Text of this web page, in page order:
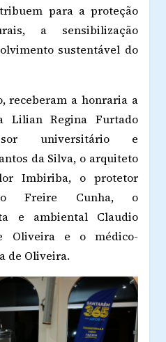
para a proteção
a sensibilização
sustentável do
receberam a honraria a
Lilian Regina Furtado
universitário e
da Silva, o arquiteto
Imbiriba, o protetor
Freire Cunha, o
e ambiental Claudio
Oliveira e o médico-
de Oliveira.